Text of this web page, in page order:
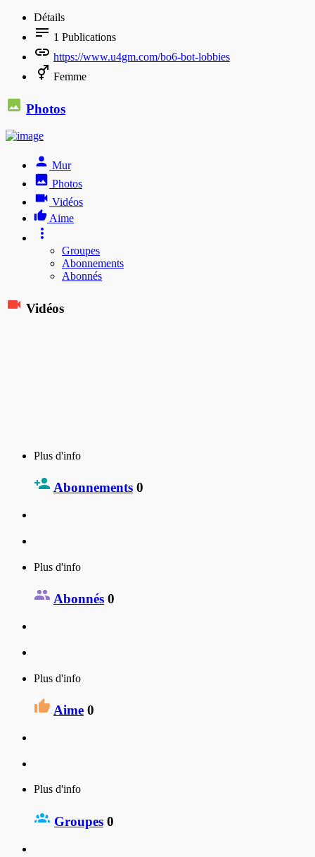
Détails
1 Publications
https://www.u4gm.com/bo6-bot-lobbies
Femme
Photos
Mur
Photos
Vidéos
Aime
Groupes
Abonnements
Abonnés
Vidéos
Plus d'info
Abonnements 0
Plus d'info
Abonnés 0
Plus d'info
Aime 0
Plus d'info
Groupes 0